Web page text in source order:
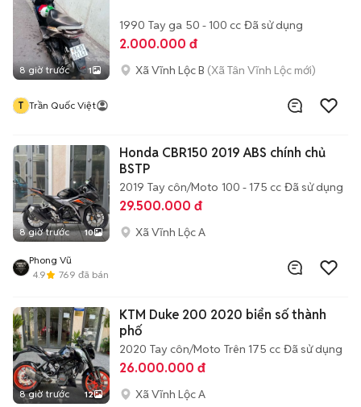
8 giờ trước 1
1990 Tay ga 50 - 100 cc Đã sử dụng
2.000.000 đ
Xã Vĩnh Lộc B (Xã Tân Vĩnh Lộc mới)
T Trần Quốc Việt
8 giờ trước 10
Honda CBR150 2019 ABS chính chủ
BSTP
2019 Tay côn/Moto 100 - 175 cc Đã sử dụng
29.500.000 đ
Xã Vĩnh Lộc A
Phong Vũ
4.9
769 đã bán
8 giờ trước 12
KTM Duke 200 2020 biển số thành
phố
2020 Tay côn/Moto Trên 175 cc Đã sử dụng
26.000.000 đ
Xã Vĩnh Lộc A